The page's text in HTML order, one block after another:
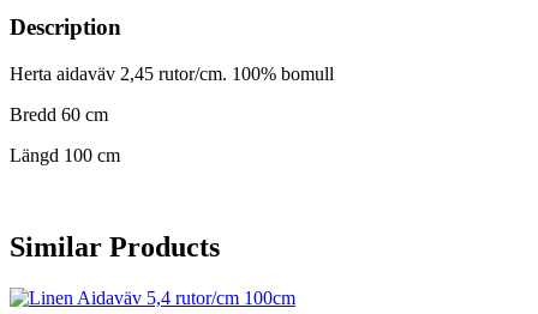
Description
Herta aidaväv 2,45 rutor/cm. 100% bomull
Bredd 60 cm
Längd 100 cm
Similar Products